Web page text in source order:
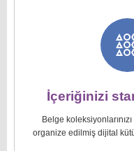
İçeriğinizi
Belge
organize edilmiş dijital